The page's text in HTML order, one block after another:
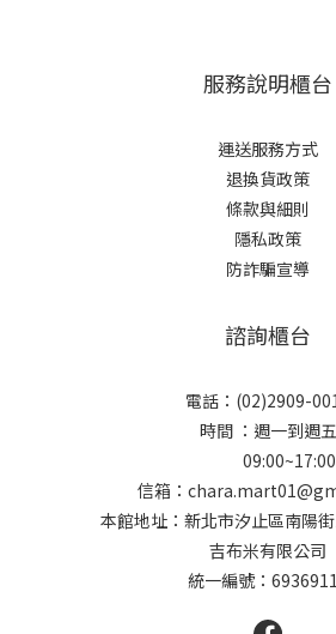
服務說明櫃台
運送服務方式
退換貨政策
條款與細則
隱私政策
防詐騙宣導
諮詢櫃台
電話：(02)2909-
時間 ：週一到週五
09:00~17:00
信箱：
本館地址：新北市汐止區南陽
吉布米有限公司
統一編號：